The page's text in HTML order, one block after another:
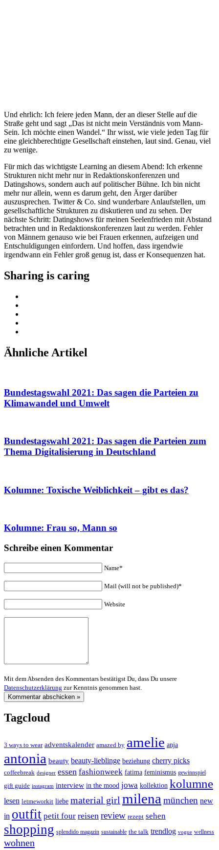
Und ehrlich: Ich feiere jeden Mann, der an dieser Stelle auf die
Straße geht und sagt „Das ist nicht mein Verständnis vom Mann-
Sein. Ich möchte einen Wandel.“ Ihr wisst, wie viele jeden Tag für
eine gleichberechtigte Gesellschaft einstehen, laut sind. Genau, viel
zu wenige.
Für mich das wichtigste Learning an diesem Abend: Ich erkenne
Strukturen nicht mehr nur in Redaktionskonferenzen und
Datingshows, sondern auch auf politischer Bühne. Ich bin nicht
mehr nur allein, wenn es darum geht, den Ärger darüber
auszusprechen. Twitter & Co. sind wunderbare Anlaufstellen, um
gesellschaftliche Strukturen zu diskutieren und zu sehen. Der
nächste Schritt: Datingshows für meinen Seelenfrieden mit Abstand
betrachten und in Redaktionskonferenzen laut zu werden. Fehler
von Männern genauso wie bei Frauen erkennen, aufzeigen und
Entschuldigungen einfordern. Und hoffen, dass irgendwie
irgendwann ein Fehler groß genug ist, dass er Konsequenzen hat.
Sharing is caring
Ähnliche Artikel
Bundestagswahl 2021: Das sagen die Parteien zu
Klimawandel und Umwelt
Bundestagswahl 2021: Das sagen die Parteien zum
Thema Digitalisierung in Deutschland
Kolumne: Toxische Weiblichkeit – gibt es das?
Kolumne: Frau so, Mann so
Schreibe einen Kommentar
Name*
Mail (will not be published)*
Website
Mit dem Absenden des Kommentars bestätigst Du, dass Du unsere
Datenschutzerklärung zur Kenntnis genommen hast.
Tagcloud
3 ways to wear adventskalender amazed by amelie anja
antonia beauty beauty-lieblinge beziehung cherry picks
coffeebreak designer essen fashionweek fatima feminismus gewinnspiel
gift guide instagram interview in the mood jowa kollektion kolumne
lesen letmeworkit liebe material girl milena münchen new
in outfit petit four reisen review rezept sehen
shopping splendido magazin sustainable the talk trendlog vogue wellness
wohnen